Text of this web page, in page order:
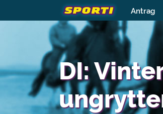
Antrag
DI: